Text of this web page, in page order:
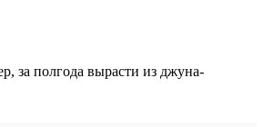
за полгода вырасти из джуна-